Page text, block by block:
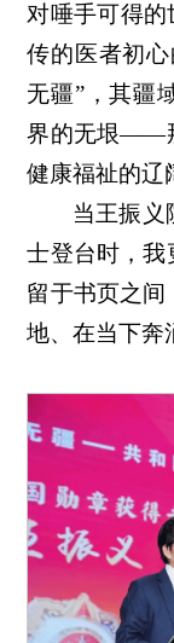
对唾手可得的
传的医者初
无疆”，其疆
界的无垠——
健康福祉的辽
当王振义
士登台时，我
留于书页之
地、在当下奔